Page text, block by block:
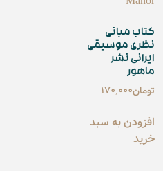
کتاب مبانی
نظری موسیقی
ایرانی نشر
ماهور
تومان170,000
افزودن به سبد
خرید